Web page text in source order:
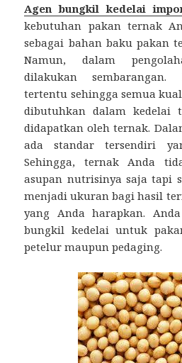
Agen bungkil kedelai
kebutuhan pakan ternak
sebagai bahan baku pakan
Namun, dalam
dilakukan
tertentu sehingga semua
dibutuhkan dalam kedelai
didapatkan oleh ternak.
ada standar tersendiri
Sehingga, ternak Anda
asupan nutrisinya saja tapi
menjadi ukuran bagi hasil
yang Anda harapkan.
bungkil kedelai untuk
petelur maupun pedaging.